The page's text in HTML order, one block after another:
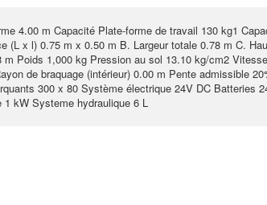
4.00 m Capacité Plate-forme de travail 130 kg1
(L x l) 0.75 m x 0.50 m B. Largeur totale 0.78 m C.
Poids 1,000 kg Pression au sol 13.10 kg/cm2
de braquage (intérieur) 0.00 m Pente admissible
300 x 80 Système électrique 24V DC Batteries
kW Systeme hydraulique 6 L